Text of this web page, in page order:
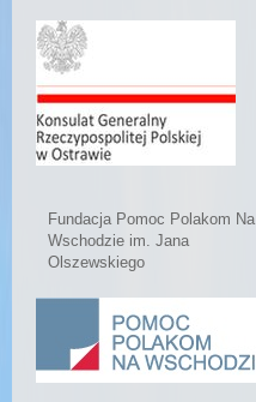
Fundacja Pomoc Polakom Na
Wschodzie im. Jana
Olszewskiego